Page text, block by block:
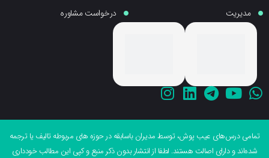
مدیریت
درخواست مشاوره
درس‌های عیب پوش، توسط مدیران باسابقه در حوزه های مربوطه تالیف یا ترجمه
و دارای اصالت هستند. لطفا از انتشار بدون ذکر منبع و کپی این مطالب خودداری